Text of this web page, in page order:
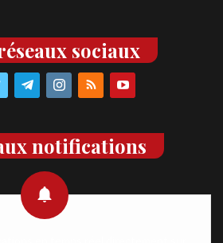
sociaux
notifications